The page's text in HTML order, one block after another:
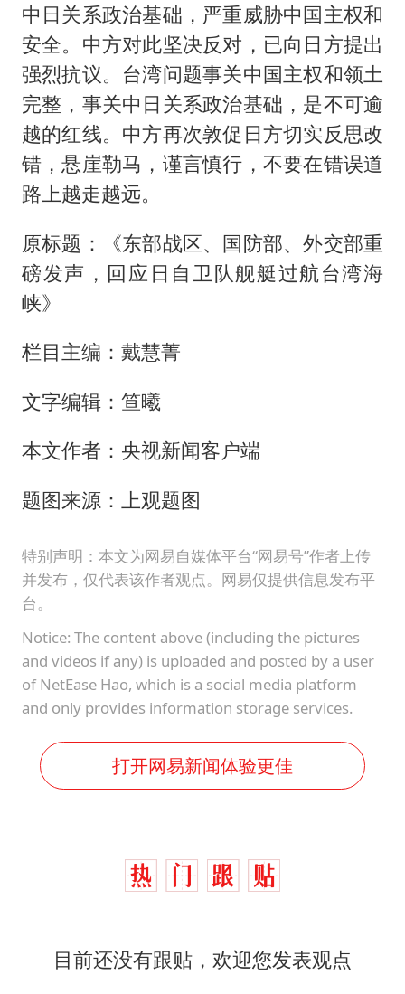
中日关系政治基础，严重威胁中国主权和
安全。中方对此坚决反对，已向日方提出
强烈抗议。台湾问题事关中国主权和领土
完整，事关中日关系政治基础，是不可逾
越的红线。中方再次敦促日方切实反思改
错，悬崖勒马，谨言慎行，不要在错误道
路上越走越远。
原标题：《东部战区、国防部、外交部重
磅发声，回应日自卫队舰艇过航台湾海
峡》
栏目主编：戴慧菁
文字编辑：笪曦
本文作者：央视新闻客户端
题图来源：上观题图
特别声明：本文为网易自媒体平台“网易号”作者上传
并发布，仅代表该作者观点。网易仅提供信息发布平
台。
Notice: The content above (including the pictures
and videos if any) is uploaded and posted by a user
of NetEase Hao, which is a social media platform
and only provides information storage services.
打开网易新闻体验更佳
目前还没有跟贴，欢迎您发表观点